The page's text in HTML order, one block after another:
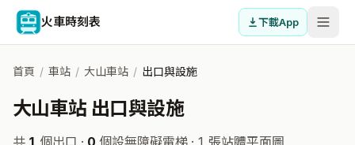
火車時刻表 下載App
首頁 / 車站 / 大山車站 / 出口與設施
大山車站 出口與設施
共 1 個出口 · 0 個設無障礙電梯 · 1 張站體平面圖